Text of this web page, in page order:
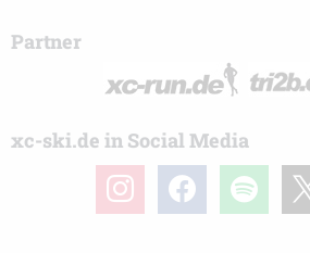
Partner
xc-ski.de in Social Media
instagramfacebook spotify